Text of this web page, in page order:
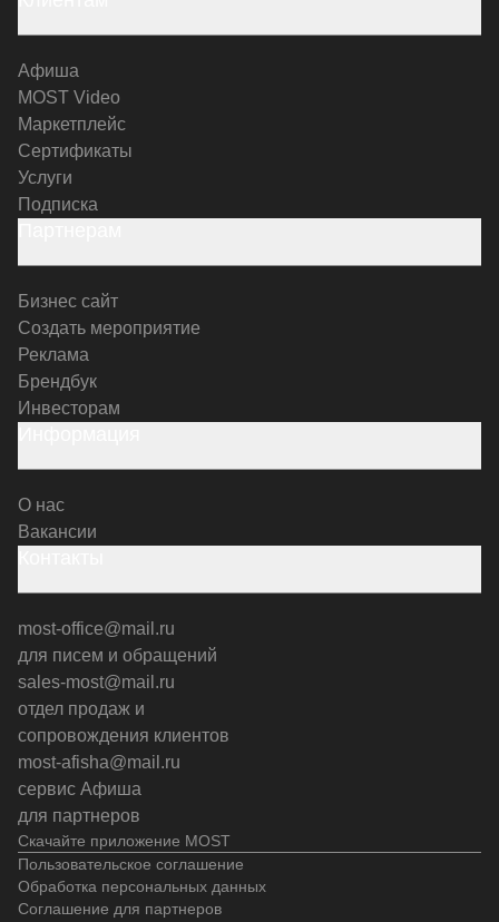
Скачайте приложение MOST
Афиша
MOST Video
Маркетплейс
Сертификаты
Услуги
Подписка
Бизнес сайт
Создать мероприятие
Реклама
Брендбук
Инвесторам
О нас
Вакансии
most-office@mail.ru
для писем и обращений
sales-most@mail.ru
отдел продаж и
сопровождения клиентов
most-afisha@mail.ru
сервис Афиша
для партнеров
Пользовательское соглашение
Обработка персональных данных
Соглашение для партнеров